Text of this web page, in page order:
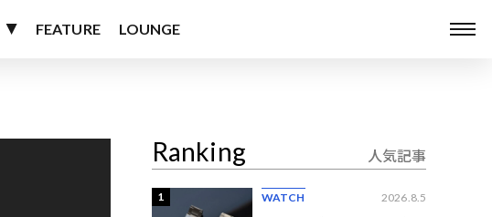
FEATURE LOUNGE
Ranking 人気記事
1 WATCH 2026.8.5